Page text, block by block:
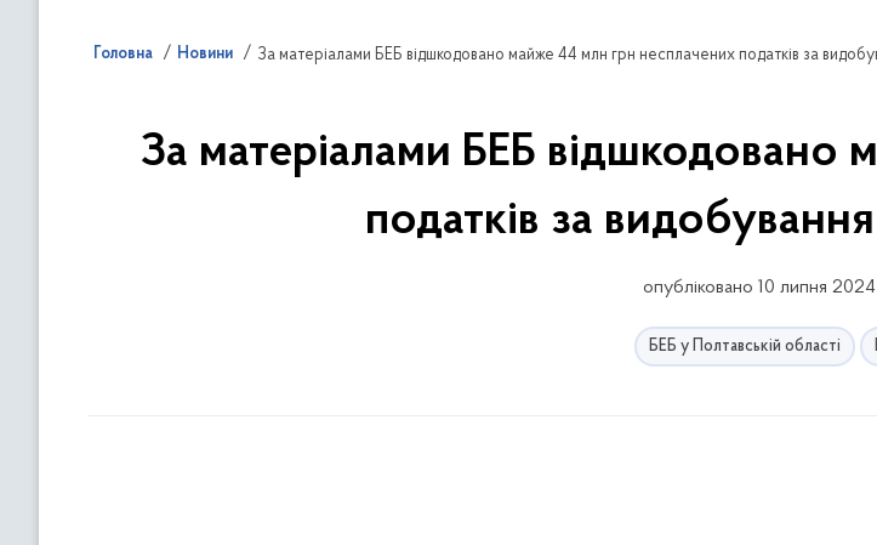
Головна Новини За матеріалами БЕБ відшкодовано майже 44 млн грн несплачених податків за
За матеріалами БЕБ відшкодовано
податків за
опубліковано 10 липня
БЕБ у Полтавській області